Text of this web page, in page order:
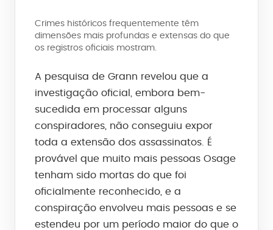
Crimes históricos frequentemente têm
dimensões mais profundas e extensas do que
os registros oficiais mostram.
A pesquisa de Grann revelou que a
investigação oficial, embora bem-
sucedida em processar alguns
conspiradores, não conseguiu expor
toda a extensão dos assassinatos. É
provável que muito mais pessoas Osage
tenham sido mortas do que foi
oficialmente reconhecido, e a
conspiração envolveu mais pessoas e se
estendeu por um período maior do que o